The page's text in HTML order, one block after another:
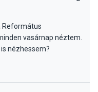
Református
vasárnap néztem.
nézhessem?